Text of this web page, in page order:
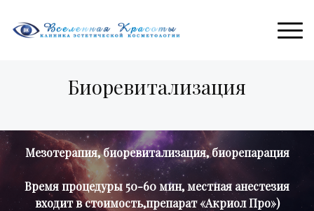
Биоревитализация
Мезотерапия, биоревитализация, биорепарация
Время процедуры 50-60 мин, местная анестезия
входит в стоимость,препарат «Акриол Про»)